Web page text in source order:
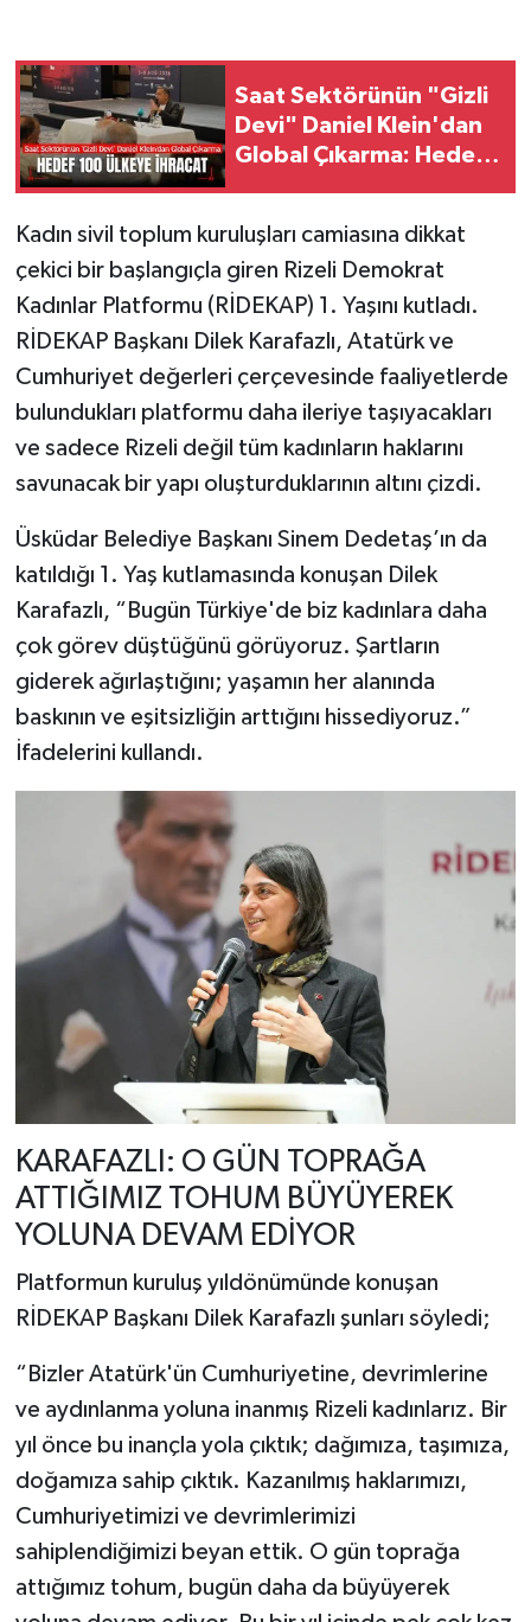
Saat Sektörünün "Gizli
Devi" Daniel Klein'dan
Global Çıkarma: Hedef
Kadın sivil toplum kuruluşları camiasına dikkat
çekici bir başlangıçla giren Rizeli Demokrat
Kadınlar Platformu (RİDEKAP) 1. Yaşını kutladı.
RİDEKAP Başkanı Dilek Karafazlı, Atatürk ve
Cumhuriyet değerleri çerçevesinde faaliyetlerde
bulundukları platformu daha ileriye taşıyacakları
ve sadece Rizeli değil tüm kadınların haklarını
savunacak bir yapı oluşturduklarının altını çizdi.
Üsküdar Belediye Başkanı Sinem Dedetaş’ın da
katıldığı 1. Yaş kutlamasında konuşan Dilek
Karafazlı, “Bugün Türkiye'de biz kadınlara daha
çok görev düştüğünü görüyoruz. Şartların
giderek ağırlaştığını; yaşamın her alanında
baskının ve eşitsizliğin arttığını hissediyoruz.”
İfadelerini kullandı.
KARAFAZLI: O GÜN TOPRAĞA
ATTIĞIMIZ TOHUM BÜYÜYEREK
YOLUNA DEVAM EDİYOR
Platformun kuruluş yıldönümünde konuşan
RİDEKAP Başkanı Dilek Karafazlı şunları söyledi;
“Bizler Atatürk'ün Cumhuriyetine, devrimlerine
ve aydınlanma yoluna inanmış Rizeli kadınlarız. Bir
yıl önce bu inançla yola çıktık; dağımıza, taşımıza,
doğamıza sahip çıktık. Kazanılmış haklarımızı,
Cumhuriyetimizi ve devrimlerimizi
sahiplendiğimizi beyan ettik. O gün toprağa
attığımız tohum, bugün daha da büyüyerek